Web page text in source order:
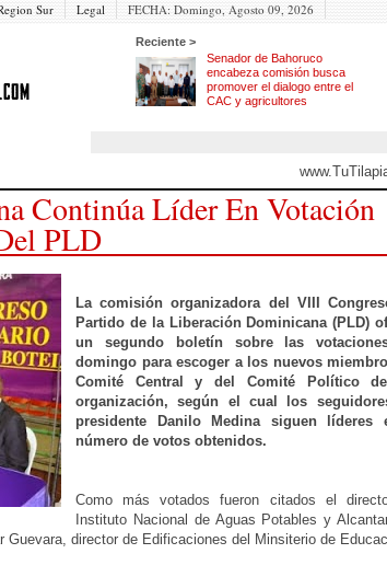
Sur Legal FECHA: Domingo, Agosto 09, 2026
Reciente >
Senador de Bahoruco
encabeza comisión busca
promover el dialogo entre el
CAC y agricultores
Continúa Líder En Votación
PLD
La comisión organizadora del VIII
Partido de la Liberación Dominicana (PLD)
un segundo boletín sobre las
domingo para escoger a los nuevos
Comité Central y del Comité Político
organización, según el cual los
presidente Danilo Medina siguen líderes
número de votos obtenidos.
Como más votados fueron citados el
Instituto Nacional de Aguas Potables y
Guevara, director de Edificaciones del Minsiterio de